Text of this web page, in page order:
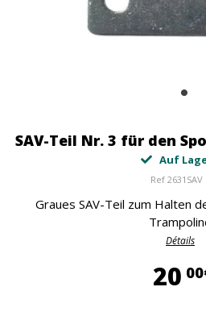
SAV-Teil Nr. 3 für den
Auf
Ref 2631SAV
Graues SAV-Teil zum Halten
Détails
20